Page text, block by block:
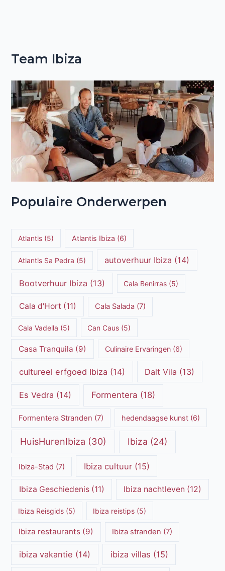
Team Ibiza
Populaire Onderwerpen
Atlantis (5) Atlantis Ibiza (6)
Atlantis Sa Pedra (5) autoverhuur Ibiza (14)
Bootverhuur Ibiza (13) Cala Benirras (5)
Cala d'Hort (11) Cala Salada(7)
Cala Vadella (5) Can Caus (5)
Casa Tranquila (9) Culinaire Ervaringen(6)
cultureel erfgoed Ibiza (14) Dalt Vila (13)
Es Vedra (14) Formentera (18)
Formentera Stranden (7) hedendaagse kunst(6)
HuisHurenIbiza (30) Ibiza (24)
Ibiza-Stad (7) Ibiza cultuur(15)
Ibiza Geschiedenis(11) Ibiza nachtleven (12)
Ibiza Reisgids (5) Ibiza reistips (5)
Ibiza restaurants (9) Ibiza stranden (7)
ibiza vakantie (14) ibiza villas (15)